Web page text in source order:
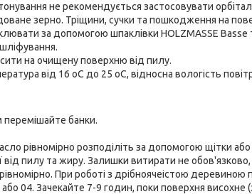
не рекомендується застосовувати
зерно. Тріщини, сучки та пошкодження на
за допомогою шпаклівки HOLZMASSE Basse
на очищену поверхню від пилу.
від 16 oC до 25 oC, відносна вологість
банки.
рівномірно розподіліть за допомогою щітки
пилу та жиру. Залишки витирати не обов'язково,
При роботі з дрібноячеістою
04. Зачекайте 7-9 годин, поки поверхня висохне